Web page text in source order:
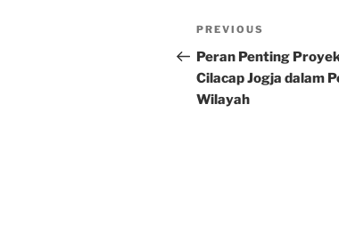
Post
navigation
Previous
Post
PREVIOUS
Peran Penting
Cilacap Jogja dalam
Wilayah